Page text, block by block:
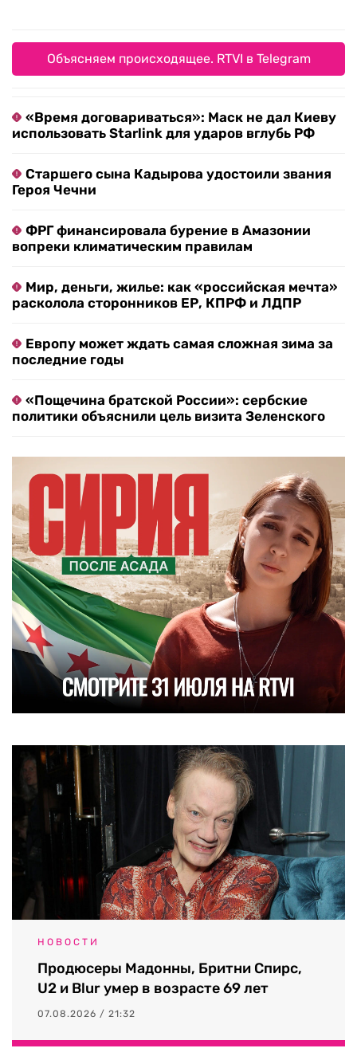
Объясняем происходящее. RTVI в Telegram
«Время договариваться»: Маск не дал Киеву
использовать Starlink для ударов вглубь РФ
Старшего сына Кадырова удостоили звания
Героя Чечни
ФРГ финансировала бурение в Амазонии
вопреки климатическим правилам
Мир, деньги, жилье: как «российская мечта»
расколола сторонников ЕР, КПРФ и ЛДПР
Европу может ждать самая сложная зима за
последние годы
«Пощечина братской России»: сербские
политики объяснили цель визита Зеленского
НОВОСТИ
Продюсеры Мадонны, Бритни Спирс,
U2 и Blur умер в возрасте 69 лет
07.08.2026 / 21:32